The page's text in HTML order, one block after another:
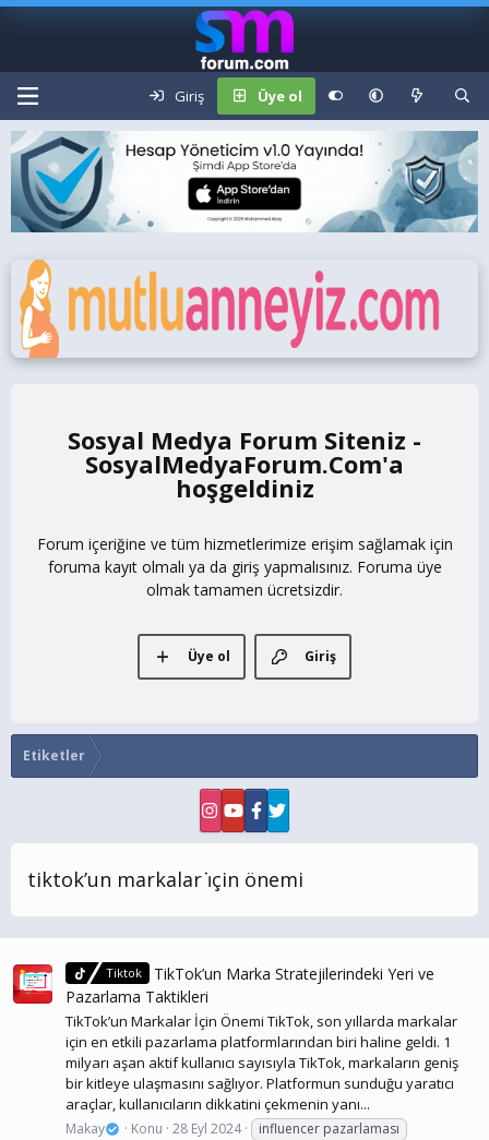
Giriş Üye ol
Sosyal Medya Forum Siteniz -
SosyalMedyaForum.Com
Forum içeriğine ve tüm hizmetlerimize erişim sağlamak için
foruma kayıt olmalı ya da giriş yapmalısınız. Foruma üye
olmak tamamen ücretsizdir.
Giriş
Üye ol
Etiketler
tiktok’un markalar i̇çin önemi
Tiktok
TikTok’un Marka Stratejilerindeki Yeri ve
Pazarlama Taktikleri
TikTok’un Markalar İçin Önemi TikTok, son yıllarda markalar
için en etkili pazarlama platformlarından biri haline geldi. 1
milyarı aşan aktif kullanıcı sayısıyla TikTok, markaların geniş
bir kitleye ulaşmasını sağlıyor. Platformun sunduğu yaratıcı
araçlar, kullanıcıların dikkatini çekmenin yanı...
Makay Konu 28 Eyl 2024
influencer pazarlaması